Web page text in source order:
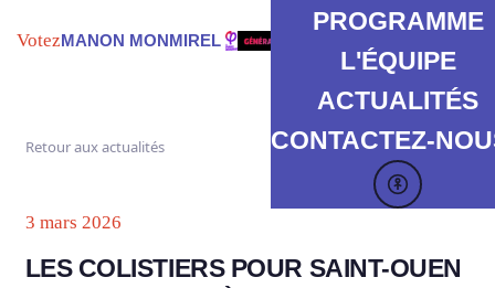
VotezMANON MONMIREL
PROGRAMME
L'ÉQUIPE
ACTUALITÉS
CONTACTEZ-
Retour aux actualités
3 mars 2026
LES COLISTIERS POUR SAINT-OUEN